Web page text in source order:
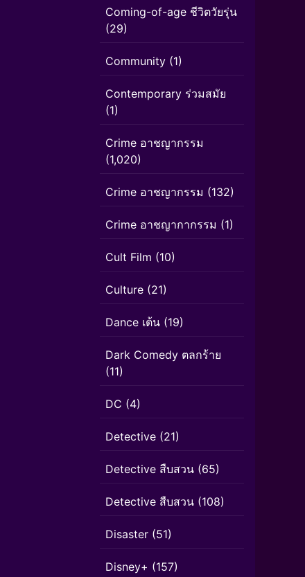
Coming-of-age ชีวิตวัยรุ่น
(29)
Community (1)
Contemporary ร่วมสมัย
(1)
Crime อาชญากรรม
(1,020)
Crime อาชญากรรม (132)
Crime อาชญากากรรม (1)
Cult Film (10)
Culture (21)
Dance เต้น (19)
Dark Comedy ตลกร้าย
(11)
DC (4)
Detective (21)
Detective สืบสวน (65)
Detective สืบสวน (108)
Disaster (51)
Disney+ (157)